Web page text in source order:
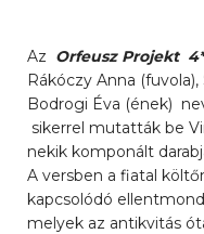
Az Orfeusz Projekt
Rákóczy Anna
Bodrogi Éva (ének)
sikerrel mutatták be
nekik komponált
A versben a fiatal
kapcsolódó
melyek az antikvitás